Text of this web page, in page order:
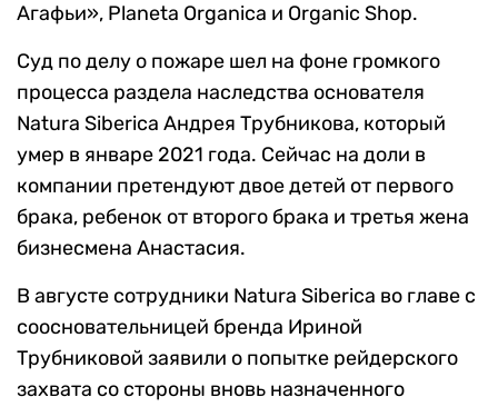
Агафьи», Planeta Organica и Organic Shop.
Суд по делу о пожаре шел на фоне громкого
процесса раздела наследства основателя
Natura Siberica Андрея Трубникова, который
умер в январе 2021 года. Сейчас на доли в
компании претендуют двое детей от первого
брака, ребенок от второго брака и третья жена
бизнесмена Анастасия.
В августе сотрудники Natura Siberica во главе с
соосновательницей бренда Ириной
Трубниковой заявили о попытке рейдерского
захвата со стороны вновь назначенного